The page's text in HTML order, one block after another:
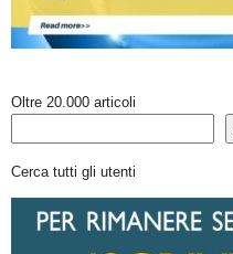
Oltre 20.000 articoli
Cerca tutti gli utenti